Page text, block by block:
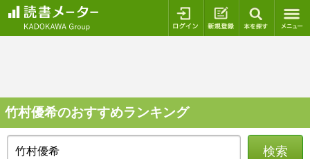
ログイン 新規登録
竹村優希のおすすめランキング
検索